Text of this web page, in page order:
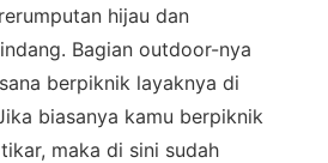
hijau dan
Bagian outdoor-nya
berpiknik layaknya di
biasanya kamu berpiknik
maka di sini sudah